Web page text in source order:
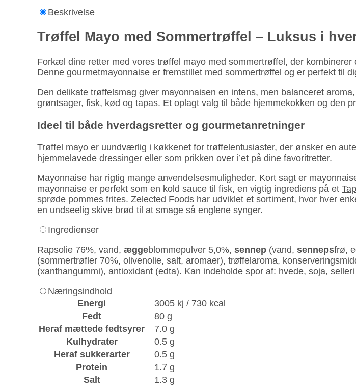
Beskrivelse
Trøffel Mayo med Sommertrøffel – Luksus i
Forkæl dine retter med vores trøffel mayo med sommertrøffel, der
Denne gourmetmayonnaise er fremstillet med sommertrøffel og er perfekt til
Den delikate trøffelsmag giver mayonnaisen en intens, men balanceret
grøntsager, fisk, kød og tapas. Et oplagt valg til både hjemmekokken og den
Ideel til både hverdagsretter og gourmetanretninger
Trøffel mayo er uundværlig i køkkenet for trøffelentusiaster, der ønsker en
hjemmelavede dressinger eller som prikken over i’et på dine favoritretter.
Mayonnaise har rigtig mange anvendelses­muligheder. Kort sagt er
mayon­naise er perfekt som en kold sauce til fisk, en vigtig ingrediens på et
sprøde pommes frites. Zelected Foods har udviklet etsortiment, hvor hver
en undseelig skive brød til at smage så englene synger.
Ingredienser
Rapsolie 76%, vand,æggeblommepulver 5,0%,sennep (vand,sennepsfrø,
(sommertrøfler 70%, olivenolie, salt, aromaer), trøffelaroma,
(xanthangummi), antioxidant (edta). Kan indeholde spor af: hvede, soja,
Næringsindhold
Energi
3005 kj / 730 kcal
Fedt
80 g
Heraf mættede fedtsyrer
7.0 g
Kulhydrater
0.5 g
Heraf sukkerarter
0.5 g
Protein
1.7 g
Salt
1.3 g